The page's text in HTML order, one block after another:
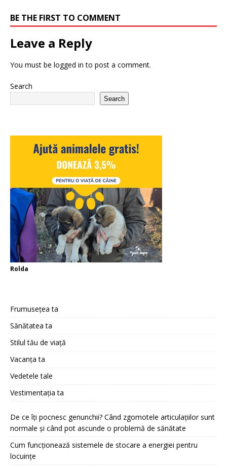
BE THE FIRST TO COMMENT
Leave a Reply
You must be logged in to post a comment.
Search
Search
Rolda
Frumusețea ta
Sănătatea ta
Stilul tău de viață
Vacanța ta
Vedetele tale
Vestimentația ta
De ce îți pocnesc genunchii? Când zgomotele articulațiilor sunt
normale și când pot ascunde o problemă de sănătate
Cum funcționează sistemele de stocare a energiei pentru
locuințe